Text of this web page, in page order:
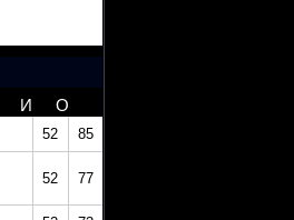
И О
52 85
52 77